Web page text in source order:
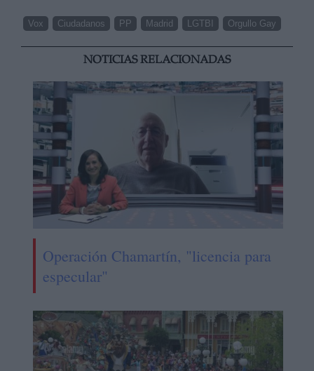
Vox Ciudadanos PP Madrid LGTBI Orgullo Gay
NOTICIAS RELACIONADAS
Operación Chamartín, "licencia para
especular"